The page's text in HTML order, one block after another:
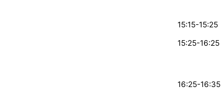
15:15-15:25
15:25-16:25
16:25-16:35